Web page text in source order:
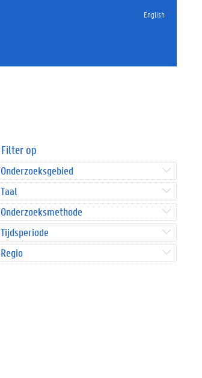
English
Filter op
Onderzoeksgebied
Taal
Onderzoeksmethode
Tijdsperiode
Regio